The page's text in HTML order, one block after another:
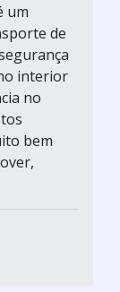
um
de
interior
no
bem